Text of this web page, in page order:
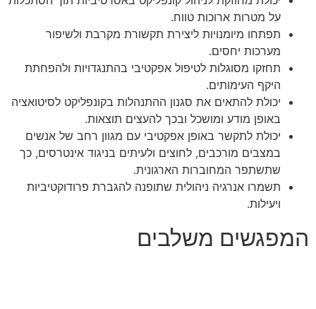
על מטרות ארוכות טווח.
תפתחו מיומנויות ליצירת תקשורת מקרבת ולשיפור
מערכות יחסים.
תחזקו מסוגלות לטיפול אפקטיבי בהתנגדויות ולהפחתת
היקף העימותים.
יכולת להתאים את סגנון ההתנהלות בקונפליקט לסיטואציה
באופן מודע ומושכל ובכך להעצים תוצאות.
יכולת לתקשר באופן אפקטיבי עם מגוון רחב של אנשים
במצבים מורכבים, לחוצים ולעיתים בניגוד אינטרסים, כך
שתשתפר המחוברות הארגונית.
תשמרו אנרגיה ניהולית שתופנה להגברת פרודוקטיביות
ויעילות.
המפגשים משלבים